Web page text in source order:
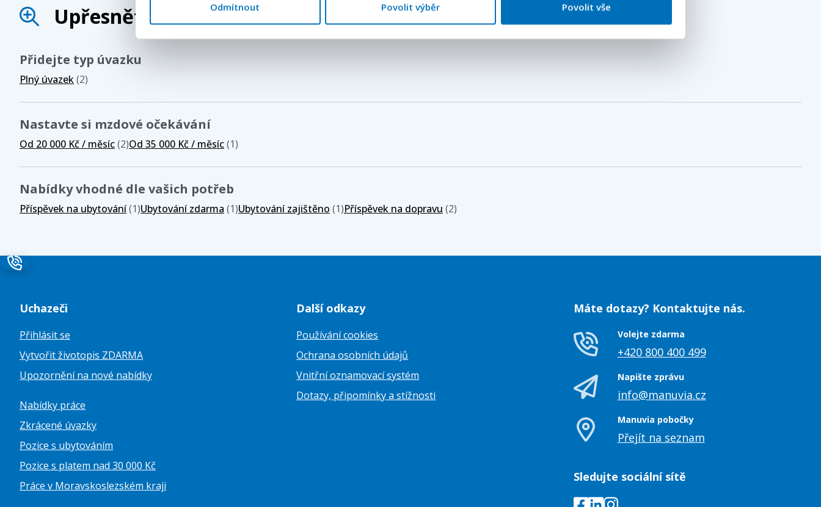
Odmítnout Povolit výběr Povolit vše
Upřesněte své hledání
Přidejte typ úvazku
Plný úvazek(2)
Nastavte si mzdové očekávání
Od 20 000 Kč / měsíc(2)Od 35 000 Kč / měsíc(1)
Nabídky vhodné dle vašich potřeb
Příspěvek na ubytování(1)Ubytování zdarma (1)Ubytování zajištěno (1)Příspěvek na dopravu (2)
Uchazeči
Přihlásit se
Vytvořit životopis ZDARMA
Upozornění na nové nabídky
Nabídky práce
Zkrácené úvazky
Pozice s ubytováním
Pozice s platem nad 30 000 Kč
Práce v Moravskoslezském kraji
Další odkazy
Používání cookies
Ochrana osobních údajů
Vnitřní oznamovací systém
Dotazy, připomínky a stížnosti
Máte dotazy? Kontaktujte nás.
Volejte zdarma
+420 800 400 499
Napište zprávu
info@manuvia.cz
Manuvia pobočky
Přejít na seznam
Sledujte sociální sítě